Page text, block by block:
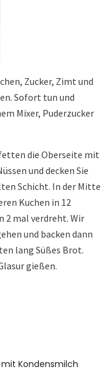
Zucker, Zimt und
Sofort tun und
Mixer, Puderzucker
die Oberseite mit
und decken Sie
Schicht. In der Mitte
Kuchen in 12
2 mal verdreht. Wir
und backen dann
lang Süßes Brot.
gießen.
Kondensmilch